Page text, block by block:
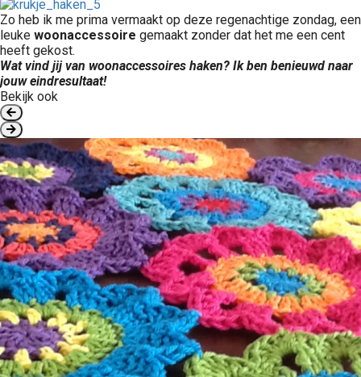
Zo heb ik me prima vermaakt op deze regenachtige zondag, een
leuke woonaccessoire gemaakt zonder dat het me een cent
heeft gekost.
Wat vind jij van woonaccessoires haken? Ik ben benieuwd naar
jouw eindresultaat!
Bekijk ook